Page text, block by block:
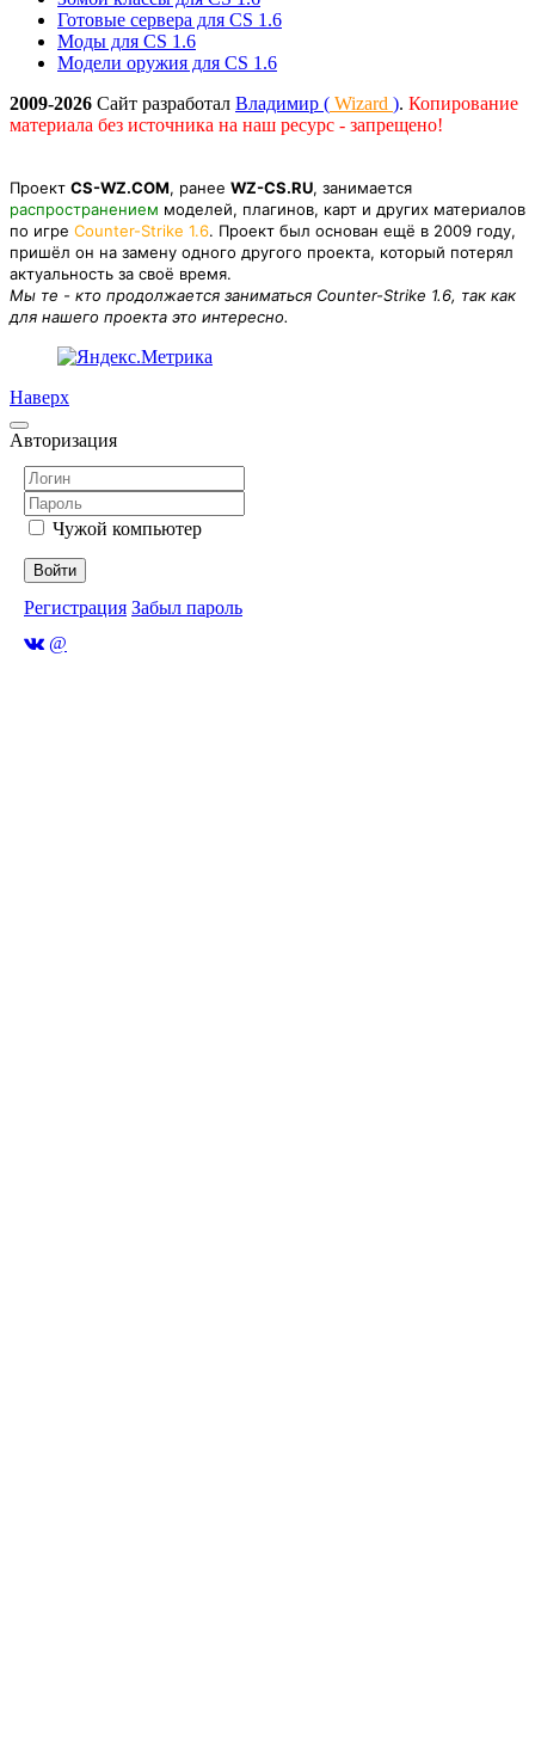
Готовые сервера для CS 1.6
Моды для CS 1.6
Модели оружия для CS 1.6
2009-2026 Сайт разработал Владимир ( Wizard ). Копирование
материала без источника на наш ресурс - запрещено!
Проект CS-WZ.COM, ранее WZ-CS.RU, занимается
распространением моделей, плагинов, карт и других материалов
по игре Counter-Strike 1.6. Проект был основан ещё в 2009 году,
пришёл он на замену одного другого проекта, который потерял
актуальность за своё время.
Мы те - кто продолжается заниматься Counter-Strike 1.6, так как
для нашего проекта это интересно.
Наверх
Авторизация
Чужой компьютер
Войти
Регистрация Забыл пароль
@